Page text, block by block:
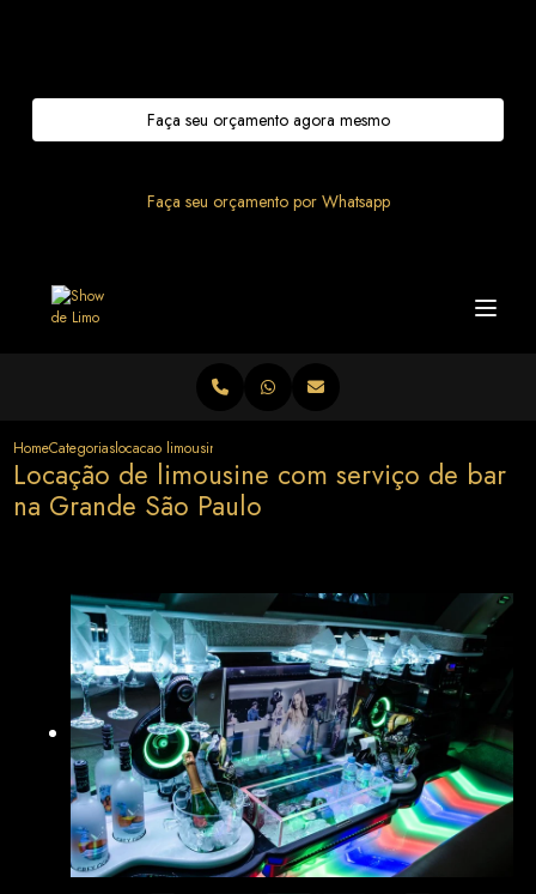
Faça seu orçamento agora mesmo
Faça seu orçamento por Whatsapp
HomeCategoriaslocacao limousine servico bar grande sao paulo
Locação de limousine com serviço de bar
na Grande São Paulo